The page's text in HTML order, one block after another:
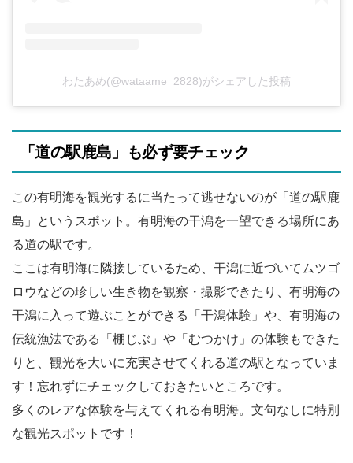
わたあめ(@wataame_2828)がシェアした投稿
「道の駅鹿島」も必ず要チェック
この有明海を観光するに当たって逃せないのが「道の駅鹿
島」というスポット。有明海の干潟を一望できる場所にあ
る道の駅です。
ここは有明海に隣接しているため、干潟に近づいてムツゴ
ロウなどの珍しい生き物を観察・撮影できたり、有明海の
干潟に入って遊ぶことができる「干潟体験」や、有明海の
伝統漁法である「棚じぶ」や「むつかけ」の体験もできた
りと、観光を大いに充実させてくれる道の駅となっていま
す！忘れずにチェックしておきたいところです。
多くのレアな体験を与えてくれる有明海。文句なしに特別
な観光スポットです！